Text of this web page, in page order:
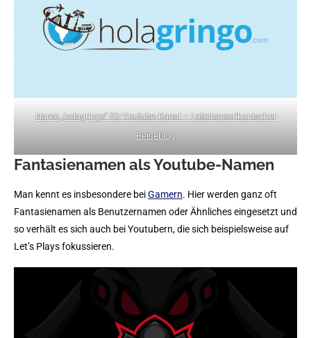
Name „holagringo“ für Youtube-Kanal – Lateinamerikanischer
Reiseblog
Fantasienamen als Youtube-Namen
Man kennt es insbesondere beiGamern. Hier werden ganz oft
Fantasienamen als Benutzernamen oder Ähnliches eingesetzt und
so verhält es sich auch bei Youtubern, die sich beispielsweise auf
Let’s Plays fokussieren.